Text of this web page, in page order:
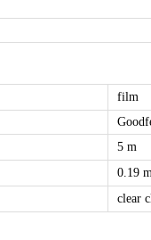
film
5 m
0.19
clear